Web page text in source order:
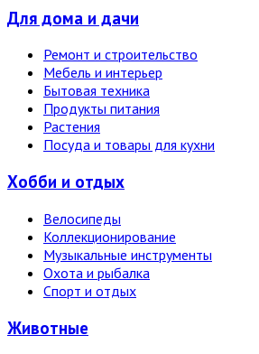
Для дома и дачи
Ремонт и строительство
Мебель и интерьер
Бытовая техника
Продукты питания
Растения
Посуда и товары для кухни
Хобби и отдых
Велосипеды
Коллекционирование
Музыкальные инструменты
Охота и рыбалка
Спорт и отдых
Животные